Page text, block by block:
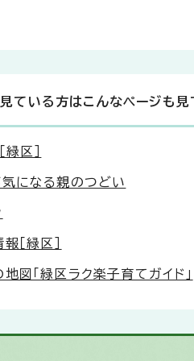
ている方はこんなページも見
区］
になる親のつどい
［緑区］
図「緑区ラク楽子育てガイド」